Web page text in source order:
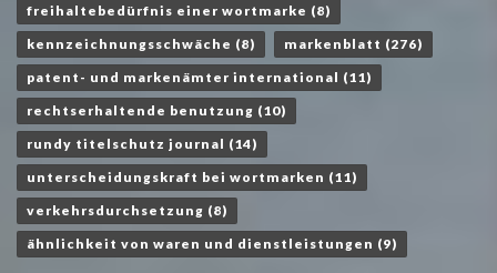
freihaltebedürfnis einer wortmarke (8)
kennzeichnungsschwäche (8) markenblatt (276)
patent- und markenämter international (11)
rechtserhaltende benutzung (10)
rundy titelschutz journal (14)
unterscheidungskraft bei wortmarken (11)
verkehrsdurchsetzung (8)
ähnlichkeit von waren und dienstleistungen (9)